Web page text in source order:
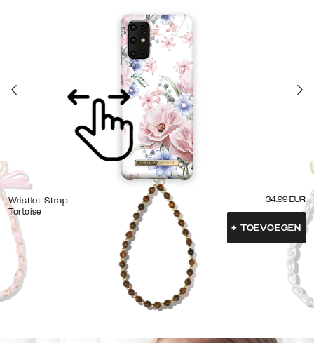
Wristlet Strap
Tortoise
34.99 EUR
+ TOEVOEGEN